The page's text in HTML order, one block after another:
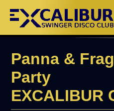
Panna &
Party
EXCALIBUR